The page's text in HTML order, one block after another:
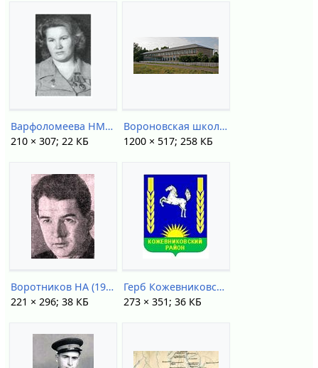
Варфоломеева НМ.jpg
210 × 307; 22 КБ
Вороновская школа - IMG 5991 1.jpg
1200 × 517; 258 КБ
Воротников НА (1938).jpg
221 × 296; 38 КБ
Герб Кожевниковский.jpg
273 × 351; 36 КБ